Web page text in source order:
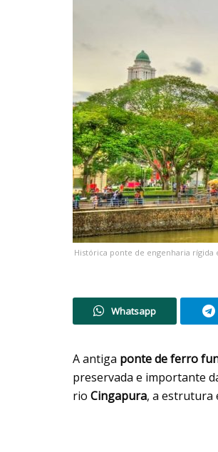
Histórica ponte de engenharia
Whatsapp
A antiga ponte de ferro
preservada e importante
rio Cingapura, a estrutura